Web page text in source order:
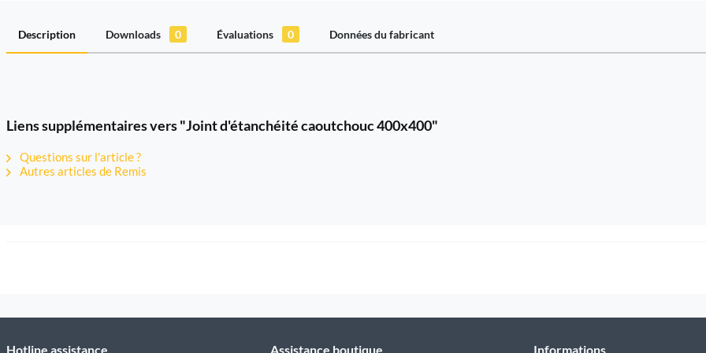
Description Downloads 0 Évaluations 0 Données du fabricant
Liens supplémentaires vers "Joint d'étanchéité caoutchouc 400x400"
Questions sur l'article ?
Autres articles de Remis
Hotline assistance Assistance boutique Informations